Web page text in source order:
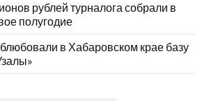
рублей турналога собрали в
полугодие
в Хабаровском крае базу